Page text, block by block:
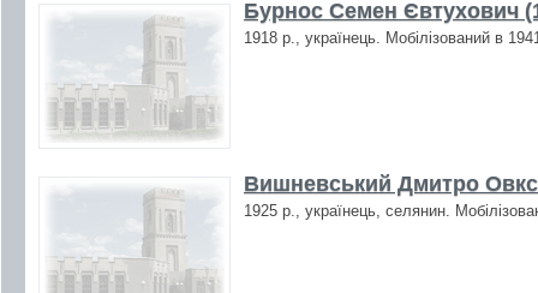
Бурнос Семен Євтухович
1918 р., українець. Мобілізований в
Вишневський Дмитро
1925 р., українець, селянин.